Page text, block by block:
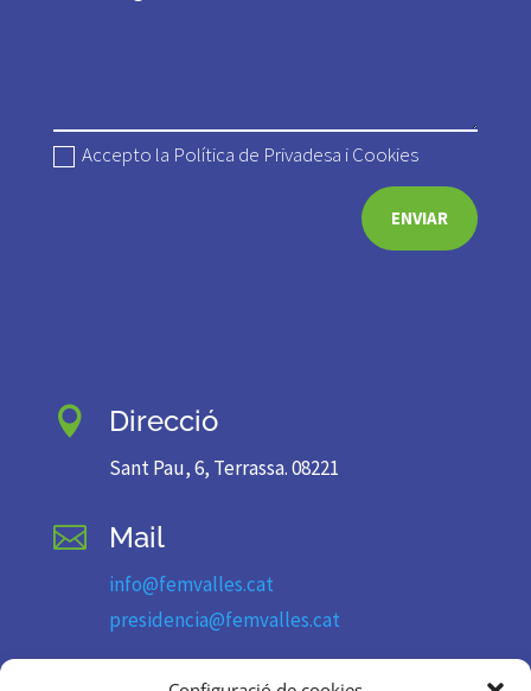
Accepto la Política de Privadesa i Cookies
ENVIAR
 Direcció
Sant Pau, 6, Terrassa. 08221
 Mail
info@femvalles.cat
presidencia@femvalles.cat